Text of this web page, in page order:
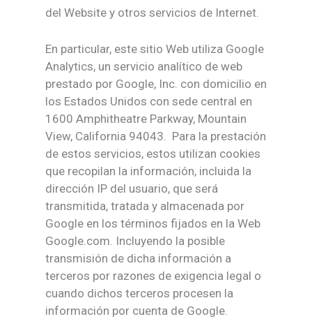
del Website y otros servicios de Internet.
En particular, este sitio Web utiliza Google
Analytics, un servicio analítico de web
prestado por Google, Inc. con domicilio en
los Estados Unidos con sede central en
1600 Amphitheatre Parkway, Mountain
View, California 94043. Para la prestación
de estos servicios, estos utilizan cookies
que recopilan la información, incluida la
dirección IP del usuario, que será
transmitida, tratada y almacenada por
Google en los términos fijados en la Web
Google.com. Incluyendo la posible
transmisión de dicha información a
terceros por razones de exigencia legal o
cuando dichos terceros procesen la
información por cuenta de Google.